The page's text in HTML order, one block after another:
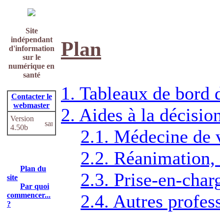
Site
indépendant
d'information
sur le
numérique en
santé
Contacter le
webmaster
Version
4.50b
Plan du
site
Par quoi
commencer...
?
Plan
1. Tableaux de bord
2. Aides à la
2.1. Médecine de
2.2.
2.3. Prise-en-
2.4. Autres